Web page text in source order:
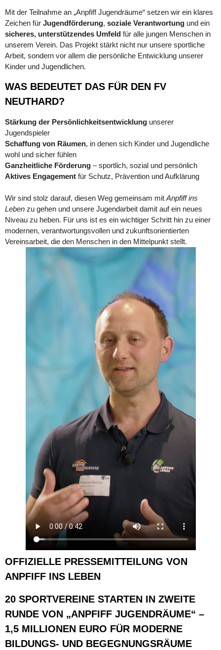
Mit der Teilnahme an „Anpfiff Jugendräume“ setzen wir ein klares
Zeichen für Jugendförderung, soziale Verantwortung
sicheres, unterstützendes Umfeld für alle jungen Menschen in
unserem Verein. Das Projekt stärkt nicht nur unsere sportliche
Arbeit, sondern vor allem die persönliche Entwicklung unserer
Kinder und Jugendlichen.
WAS BEDEUTET DAS FÜR DEN FV
NEUTHARD?
Stärkung der Persönlichkeitsentwicklung unserer
Jugendspieler
Schaffung von Räumen, in denen sich Kinder und Jugendliche
wohl und sicher fühlen
Ganzheitliche Förderung – sportlich, sozial und persönlich
Aktives Engagement für Schutz, Prävention und Aufklärung
Wir sind stolz darauf, diesen Weg gemeinsam mit Anpfiff ins
Leben zu gehen und unsere Jugendarbeit damit auf ein neues
Niveau zu heben. Für uns ist es ein wichtiger Schritt hin zu einer
modernen, verantwortungsvollen und zukunftsorientierten
Vereinsarbeit, die den Menschen in den Mittelpunkt stellt.
OFFIZIELLE PRESSEMITTEILUNG VON
ANPFIFF INS LEBEN
20 SPORTVEREINE STARTEN IN ZWEITE
RUNDE VON „ANPFIFF JUGENDRÄUME“ –
1,5 MILLIONEN EURO FÜR MODERNE
BILDUNGS‑ UND BEGEGNUNGSRÄUME